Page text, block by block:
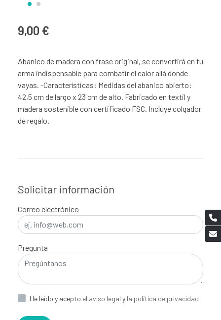
9,00 €
Abanico de madera con frase original, se convertirá en tu
arma indispensable para combatir el calor allá donde
vayas. -Características: Medidas del abanico abierto:
42,5 cm de largo x 23 cm de alto. Fabricado en textil y
madera sostenible con certificado FSC. Incluye colgador
de regalo.
Solicitar información
Correo electrónico
Pregunta
He leído y acepto el aviso legal y la política de privacidad